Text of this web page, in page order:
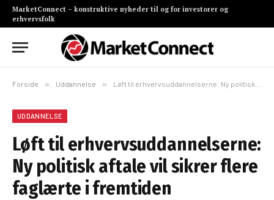
MarketConnect – konstruktive nyheder til og for investorer og
erhvervsfolk
Forside » Uddannelse » Løft til erhvervsuddannelserne: Ny politisk aftale vil sikrer flere faglærte i fremtiden
UDDANNELSE
Løft til erhvervsuddannelserne:
Ny politisk aftale vil sikrer flere
faglærte i fremtiden